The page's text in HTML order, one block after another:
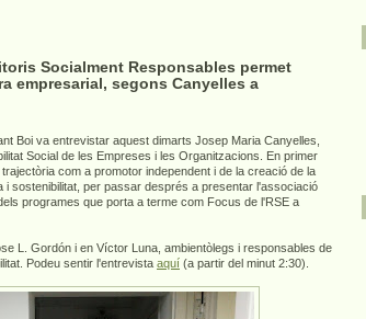
Socialment Responsables permet
empresarial, segons Canyelles a
Boi va entrevistar aquest dimarts Josep Maria Canyelles,
Social de les Empreses i les Organitzacions. En primer
com a promotor independent i de la creació de la
i sostenibilitat, per passar després a presentar l'associació
programes que porta a terme com Focus de l'RSE a
L. Gordón i en Víctor Luna, ambientòlegs i responsables de
Podeu sentir l'entrevista aquí (a partir del minut 2:30).